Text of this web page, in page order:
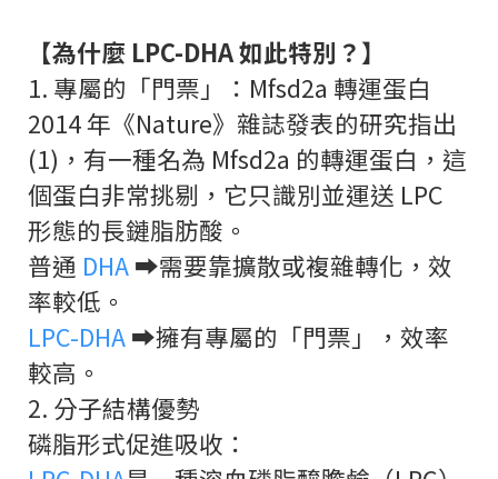
【為什麼 LPC-DHA 如此特別？】
1. 專屬的「門票」：Mfsd2a 轉運蛋白
2014 年《Nature》雜誌發表的研究指出
(1)，有一種名為 Mfsd2a 的轉運蛋白，這
個蛋白非常挑剔，它只識別並運送 LPC
形態的長鏈脂肪酸。
普通 DHA➡️需要靠擴散或複雜轉化，效
率較低。
LPC-DHA➡️擁有專屬的「門票」，效率
較高。
2. 分子結構優勢
磷脂形式促進吸收：